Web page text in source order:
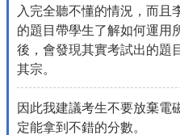
入完全聽不懂的情況，而且
的題目帶學生了解如何運用
後，會發現其實考試出的題
其宗。
因此我建議考生不要放棄電
定能拿到不錯的分數。